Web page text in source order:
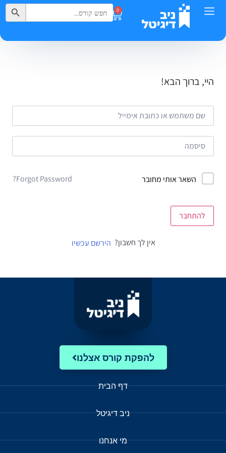
0
Search
for:
Search Button
היי, ברוך הבא!
השאר אותי מחובר Forgot Password?
להתחבר
אין לך חשבון? הירשם עכשיו
להפקת קורס אצלנו
דף הבית
ניב דיגיטל
מי אנחנו